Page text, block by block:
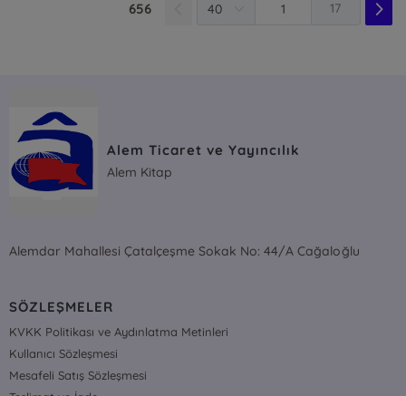
656 17
Alem Ticaret ve Yayıncılık
Alem Kitap
Alemdar Mahallesi Çatalçeşme Sokak No: 44/A Cağaloğlu
SÖZLEŞMELER
KVKK Politikası ve Aydınlatma Metinleri
Kullanıcı Sözleşmesi
Mesafeli Satış Sözleşmesi